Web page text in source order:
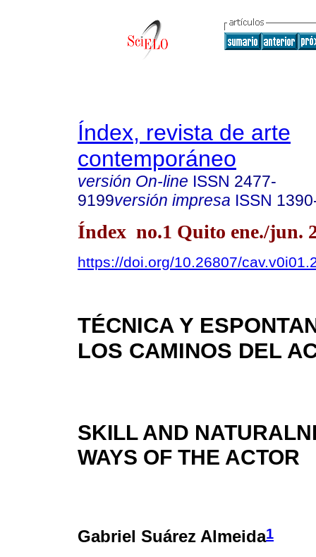
Índex, revista de arte
contemporáneo
versión On-line ISSN 2477-
9199versión impresa ISSN
Índex no.1 Quito ene./jun.
https://doi.org/10.26807/
TÉCNICA Y
LOS CAMINOS DEL
SKILL AND
WAYS OF THE ACTOR
Gabriel Suárez Almeida1